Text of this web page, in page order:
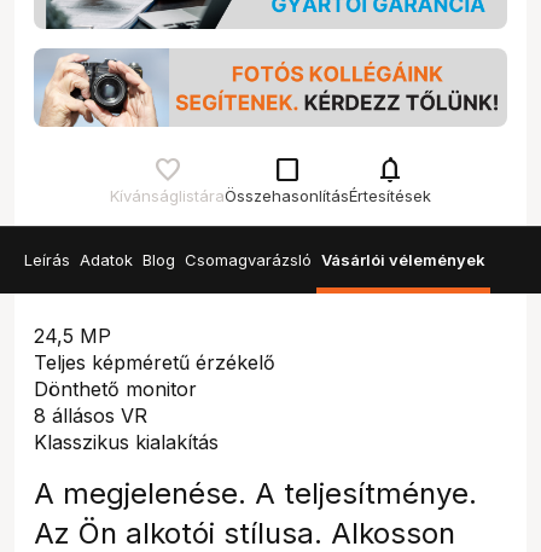
Kívánságlistára
check_box_outline_blank
Összehasonlítás
notifications
Értesítések
Leírás Adatok Blog Csomagvarázsló Vásárlói vélemények
24,5 MP
Teljes képméretű érzékelő
Dönthető monitor
8 állásos VR
Klasszikus kialakítás
A megjelenése. A teljesítménye.
Az Ön alkotói stílusa. Alkosson